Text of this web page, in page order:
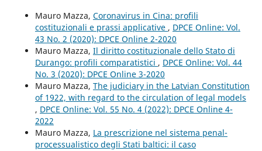
Mauro Mazza, Coronavirus in Cina: profili
costituzionali e prassi applicative , DPCE Online: Vol.
43 No. 2 (2020): DPCE Online 2-2020
Mauro Mazza, Il diritto costituzionale dello Stato di
Durango: profili comparatistici , DPCE Online: Vol. 44
No. 3 (2020): DPCE Online 3-2020
Mauro Mazza, The judiciary in the Latvian Constitution
of 1922, with regard to the circulation of legal models
, DPCE Online: Vol. 55 No. 4 (2022): DPCE Online 4-
2022
Mauro Mazza, La prescrizione nel sistema penal-
processualistico degli Stati baltici: il caso